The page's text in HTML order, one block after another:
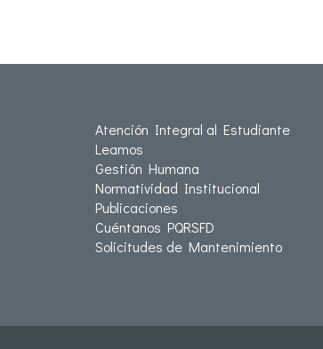
Atención Integral al Estudiante
Leamos
Gestión Humana
Normatividad Institucional
Publicaciones
Cuéntanos PQRSFD
Solicitudes de Mantenimiento